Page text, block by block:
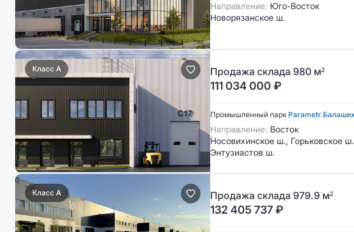
Направление: Юго-Восток
Новорязанское ш.
Класс A Продажа склада 980 м2
111 034 000 ₽
Промышленный парк Parametr
Направление: Восток
Носовихинское ш., Горьковское
Энтузиастов ш.
Класс A Продажа склада 979.9 м2
132 405 737₽